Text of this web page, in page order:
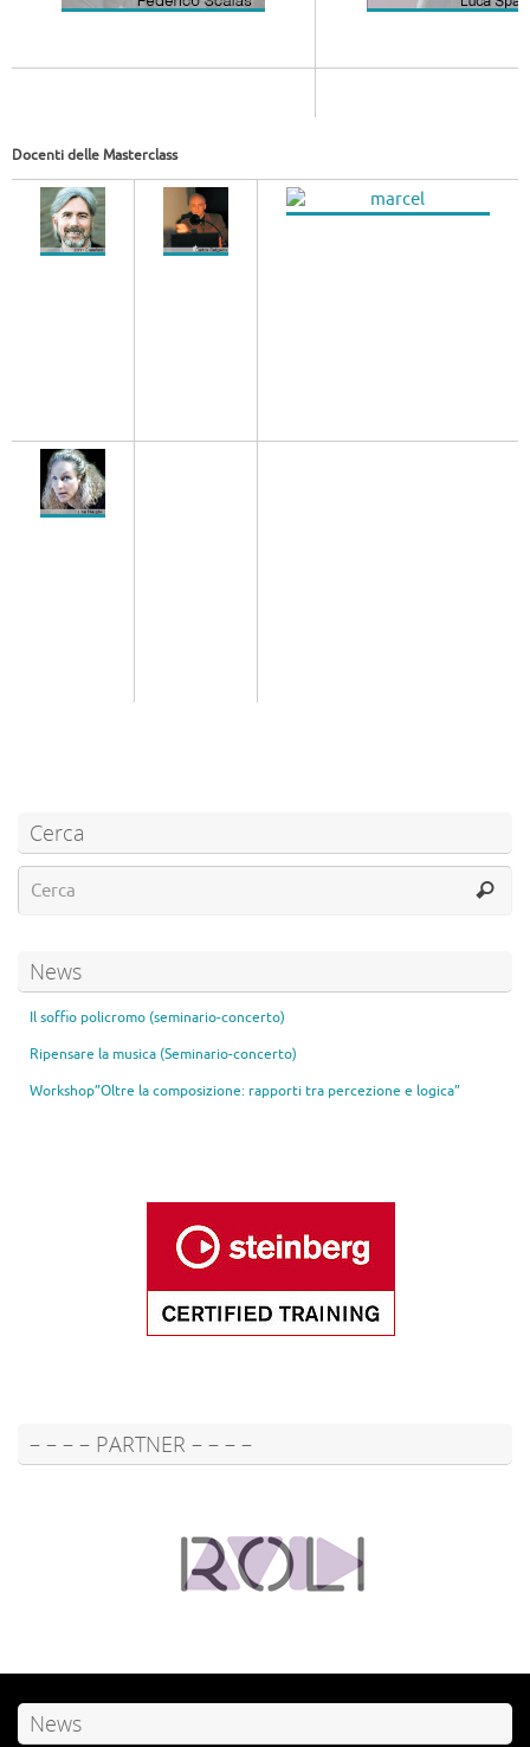
Docenti delle Masterclass
Cerca
News
Il soffio policromo (seminario-concerto)
Ripensare la musica (Seminario-concerto)
Workshop”Oltre la composizione: rapporti tra percezione e logica”
– – – – PARTNER – – – –
News